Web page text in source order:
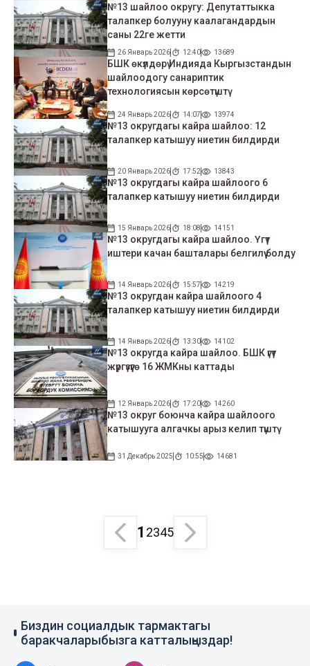
№13 шайлоо округу: Депутаттыкка
талапкер болууну каалагандардын
саны 22ге жетти
26 Январь 2026 12:40 13689
БШК өкүлдөрү Индияда Кыргызстандын
шайлоодогу санариптик
технологиясын көрсөтүштү
24 Январь 2026 14:07 13974
№13 округдагы кайра шайлоо: 12
талапкер катышуу ниетин билдирди
20 Январь 2026 17:52 13843
№13 округдагы кайра шайлоого 6
талапкер катышуу ниетин билдирди
15 Январь 2026 18:08 14151
№13 округдагы кайра шайлоо. Үгүт
иштери качан башталары белгилүү болду
14 Январь 2026 15:57 14219
№13 округдан кайра шайлоого 4
талапкер катышуу ниетин билдирди
14 Январь 2026 13:30 14102
№13 округда кайра шайлоо. БШК үгүт
жүргүзүүгө 16 ЖМКны каттады
12 Январь 2026 17:20 14260
№13 округ боюнча кайра шайлоого
катышууга алгачкы арыз келип түштү
31 Декабрь 2025 10:55 14681
1 2345
Биздин социалдык тармактагы
баракчаларыбызга катталыңыздар!